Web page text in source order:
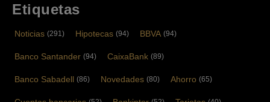
Etiquetas
Noticias (291) Hipotecas (94) BBVA (94)
Banco Santander (94) CaixaBank (89)
Banco Sabadell (86) Novedades (80) Ahorro (65)